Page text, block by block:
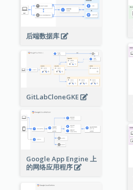
后端数据库
GitLabCloneGKE
Google App Engine 上
的网络应用程序